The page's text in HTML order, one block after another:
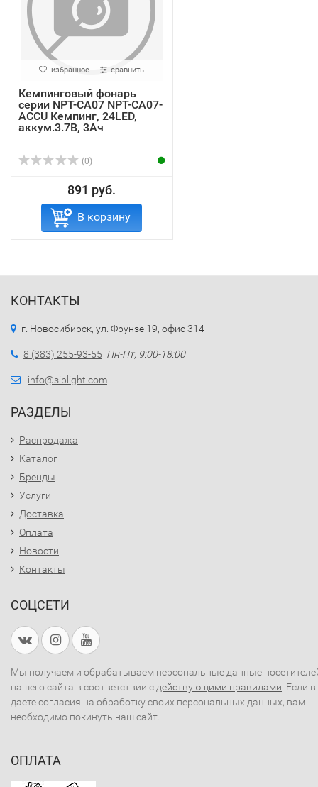
избранное сравнить
Кемпинговый фонарь
серии NPT-CA07 NPT-CA07-
ACCU Кемпинг, 24LED,
аккум.3.7В, 3Ач
(0)
891 руб.
В корзину
КОНТАКТЫ
г. Новосибирск, ул. Фрунзе 19, офис 314
8 (383) 255-93-55 Пн-Пт, 9:00-18:00
info@siblight.com
РАЗДЕЛЫ
Распродажа
Каталог
Бренды
Услуги
Доставка
Оплата
Новости
Контакты
СОЦСЕТИ
Мы получаем и обрабатываем персональные данные
нашего сайта в соответствии с действующими правилами . Если
даете согласия на обработку своих персональных данных, вам
необходимо покинуть наш сайт.
ОПЛАТА